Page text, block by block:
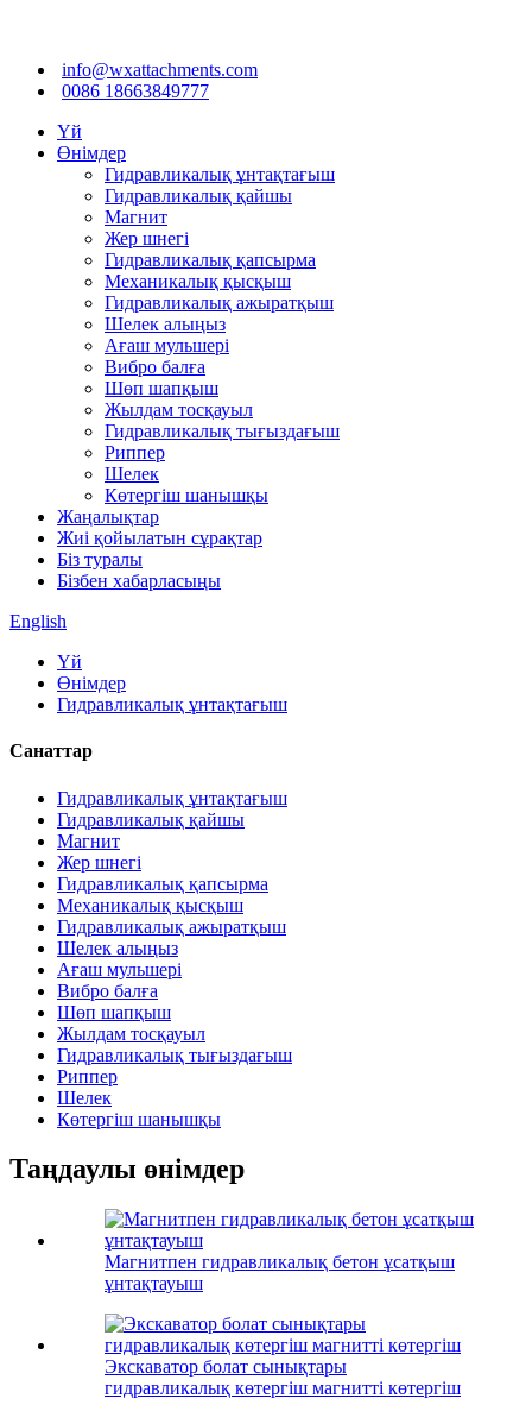
info@wxattachments.com
0086 18663849777
Үй
Өнімдер
Гидравликалық ұнтақтағыш
Гидравликалық қайшы
Магнит
Жер шнегі
Гидравликалық қапсырма
Механикалық қысқыш
Гидравликалық ажыратқыш
Шелек алыңыз
Ағаш мульшері
Вибро балға
Шөп шапқыш
Жылдам тосқауыл
Гидравликалық тығыздағыш
Риппер
Шелек
Көтергіш шанышқы
Жаңалықтар
Жиі қойылатын сұрақтар
Біз туралы
Бізбен хабарласыңы
English
Үй
Өнімдер
Гидравликалық ұнтақтағыш
Санаттар
Гидравликалық ұнтақтағыш
Гидравликалық қайшы
Магнит
Жер шнегі
Гидравликалық қапсырма
Механикалық қысқыш
Гидравликалық ажыратқыш
Шелек алыңыз
Ағаш мульшері
Вибро балға
Шөп шапқыш
Жылдам тосқауыл
Гидравликалық тығыздағыш
Риппер
Шелек
Көтергіш шанышқы
Таңдаулы өнімдер
Магнитпен гидравликалық бетон ұсатқыш
ұнтақтауыш
Экскаватор болат сынықтары
гидравликалық көтергіш магнитті көтергіш